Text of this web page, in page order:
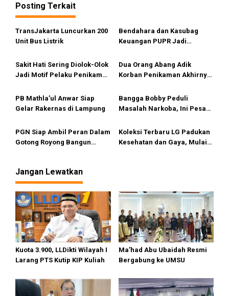
s
i
p
s
Posting Terkait
TransJakarta Luncurkan 200
Unit Bus Listrik
Bendahara dan Kasubag
Keuangan PUPR Jadi
Sakit Hati Sering Diolok-Olok
Jadi Motif Pelaku Penikaman
Dua Orang Abang Adik
Korban Penikaman Akhirnya
PB Mathla’ul Anwar Siap
Gelar Rakernas di Lampung
Bangga Bobby Peduli
Masalah Narkoba, Ini Pesan
PGN Siap Ambil Peran Dalam
Gotong Royong Bangun
Koleksi Terbaru LG Padukan
Kesehatan dan Gaya, Mulai
Jangan Lewatkan
Kuota 3.900, LLDikti Wilayah I
Larang PTS Kutip KIP Kuliah
Ma’had Abu Ubaidah Resmi
Bergabung ke UMSU